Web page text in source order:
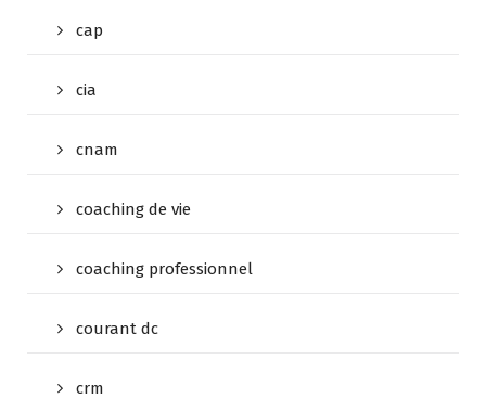
cap
cia
cnam
coaching de vie
coaching professionnel
courant dc
crm